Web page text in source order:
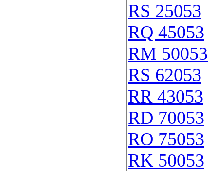
RS 25053
RQ 45053
RM 50053
RS 62053
RR 43053
RD 70053
RO 75053
RK 50053